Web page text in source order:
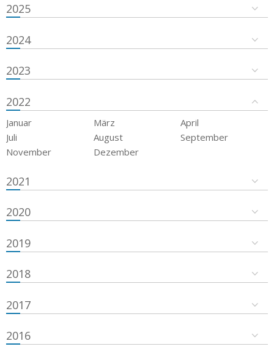
2025
2024
2023
2022
Januar März
April
Juli
August
September
November
Dezember
2021
2020
2019
2018
2017
2016